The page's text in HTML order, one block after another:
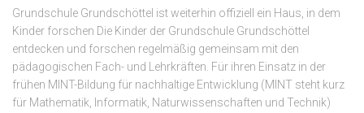
Grundschule Grundschöttel ist weiterhin offiziell ein Haus, in dem
Kinder forschen Die Kinder der Grundschule Grundschöttel
entdecken und forschen regelmäßig gemeinsam mit den
pädagogischen Fach- und Lehrkräften. Für ihren Einsatz in der
frühen MINT-Bildung für nachhaltige Entwicklung (MINT steht kurz
für Mathematik, Informatik, Naturwissenschaften und Technik)